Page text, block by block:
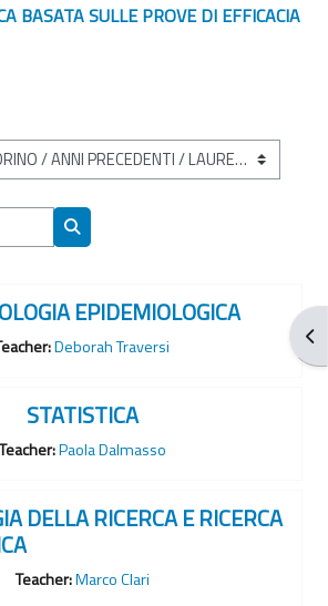
BASATA SULLE PROVE DI EFFICACIA
Cerca corsi
EPIDEMIOLOGICA
Deborah Traversi
STATISTICA
Paola Dalmasso
DELLA RICERCA E RICERCA
Teacher:Marco Clari